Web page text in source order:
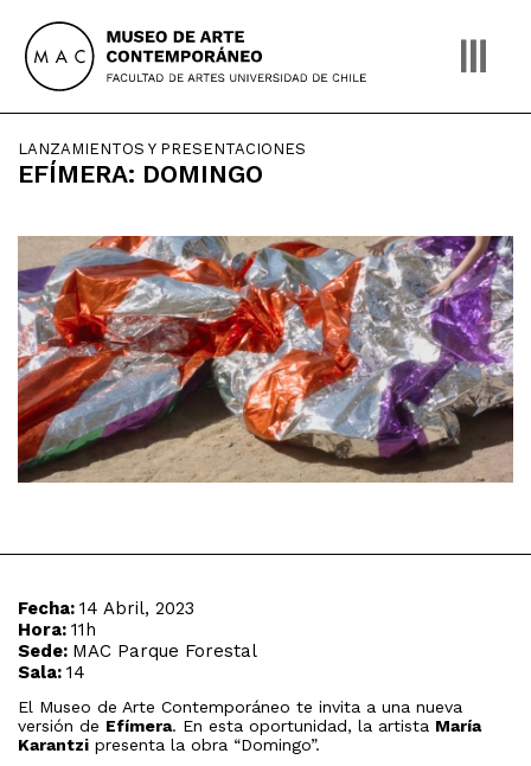
content
LANZAMIENTOS Y PRESENTACIONES
EFÍMERA: DOMINGO
Fecha: 14 Abril, 2023
Hora: 11h
Sede: MAC Parque Forestal
Sala: 14
El Museo de Arte Contemporáneo te invita a una nueva
versión de Efímera. En esta oportunidad, la artista María
Karantzi presenta la obra “Domingo”.